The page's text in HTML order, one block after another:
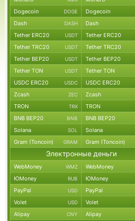
Dogecoin DOGE Dogecoin
Dash DASH Dash
Tether ERC20 USDT Tether ERC20
Tether TRC20 USDT Tether TRC20
Tether BEP20 USDT Tether BEP20
Tether TON USDT Tether TON
USDC ERC20 USDC USDC ERC20
Zcash ZEC Zcash
TRON TRX TRON
BNB BEP20 BNB BNB BEP20
Solana SOL Solana
Gram (Toncoin) GRAM Gram (Toncoin)
Электронные деньги
WebMoney WMZ WebMoney
ЮMoney RUB ЮMoney
PayPal USD PayPal
Volet USD Volet
Alipay CNY Alipay